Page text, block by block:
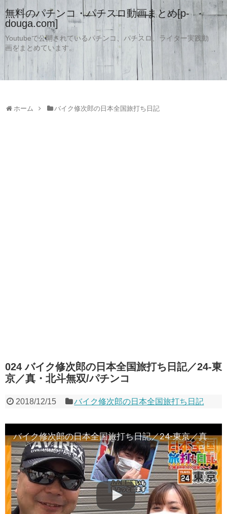
無料のパチンコ・パチスロ動画まとめ[p-
douga.com]
Youtubeで公開されているパチンコ、パチスロ、ライター実践動
画をまとめています。
ホーム バイク修次郎の日本全国旅打ち日記
024 バイク修次郎の日本全国旅打ち日記／24-東
京／真・北斗無双/パチンコ
2018/12/15 バイク修次郎の日本全国旅打ち日記
バイク修次郎の日本全国旅打ち日記／24-東京／真・北斗無双/パチンコ